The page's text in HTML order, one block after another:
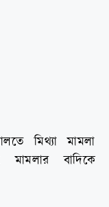
মিথ্যা মামলা
মামলার বাদিকে